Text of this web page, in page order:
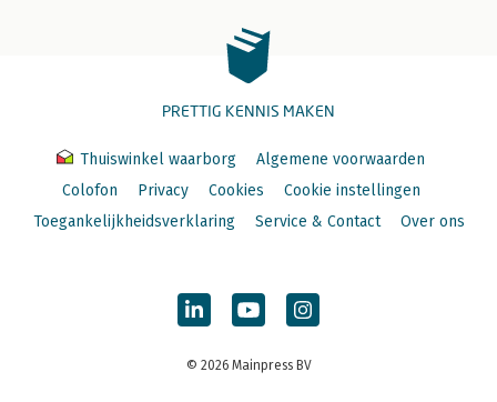
PRETTIG KENNIS MAKEN
Thuiswinkel waarborg
Algemene voorwaarden
Colofon
Privacy Cookies
Cookie instellingen
Toegankelijkheidsverklaring
Service & Contact Over ons
© 2026 Mainpress BV